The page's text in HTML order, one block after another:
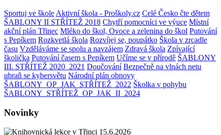
Sportuj ve škole Aktivní škola - Proškoly.cz Celé Česko čte dětem
ŠABLONY II STŘÍTEŽ 2018 Chytří pomocníci ve výuce Místní
akční plán Třinec Mléko do škol, Ovoce a zelenina do škol Putování
s Pepíkem Rozkvetlá škola Rozvíjej se, poupátko Škola v zrcadle
času Vzděláváme se spolu a navzájem Zdravá škola Zpívající
školička Putování časem s Pepíkem Učíme se v přírodě ŠABLONY
III. STŘÍTEŽ 2020_2021 Doučování Bezpečně na vlnách netu
ubraň se kybersvětu Národní plán obnovy
ŠABLONY_OP_JAK_STŘÍTEŽ_2022 Školka v pohybu
ŠABLONY_STŘÍTEŽ_OP_JAK_II_2024
Novinky
15.6.2026